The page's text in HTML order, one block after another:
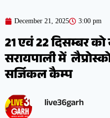
December 21, 2025 3:00 pm
21 एवं 22 दिसम्बर को
सरायपाली में
सर्जिकल कैम्प
live36garh